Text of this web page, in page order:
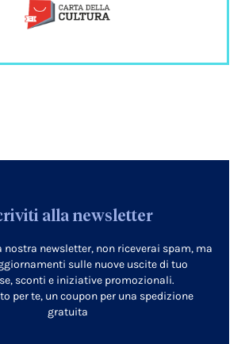
alla newsletter
newsletter, non riceverai spam, ma
sulle nuove uscite di tuo
sconti e iniziative promozionali.
per te, un coupon per una spedizione
gratuita